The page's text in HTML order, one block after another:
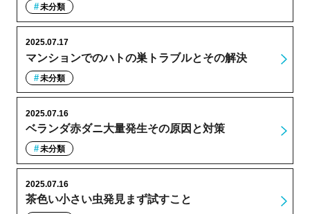
未分類
マンションでのハトの巣トラブルとその解決
2025.07.17
未分類
ベランダ赤ダニ大量発生その原因と対策
2025.07.16
未分類
茶色い小さい虫発見まず試すこと
2025.07.16